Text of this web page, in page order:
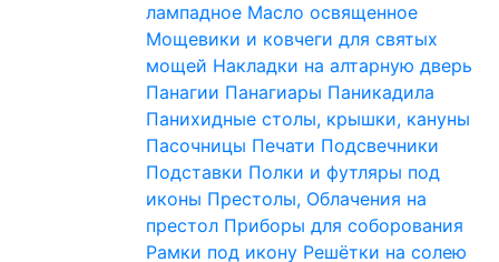
лампадное Масло освященное
Мощевики и ковчеги для святых
мощей Накладки на алтарную дверь
Панагии Панагиары Паникадила
Панихидные столы, крышки, кануны
Пасочницы Печати Подсвечники
Подставки Полки и футляры под
иконы Престолы, Облачения на
престол Приборы для соборования
Рамки под икону Решётки на солею